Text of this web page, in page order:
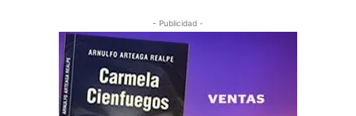
- Publicidad -